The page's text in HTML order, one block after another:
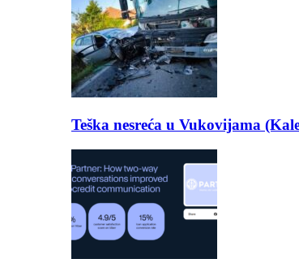
Teška nesreća u Vukovijama